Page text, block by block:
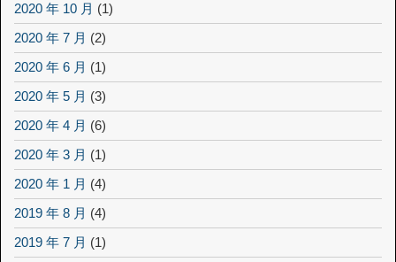
2020 年 10 月 (1)
2020 年 7 月 (2)
2020 年 6 月 (1)
2020 年 5 月 (3)
2020 年 4 月 (6)
2020 年 3 月 (1)
2020 年 1 月 (4)
2019 年 8 月 (4)
2019 年 7 月 (1)